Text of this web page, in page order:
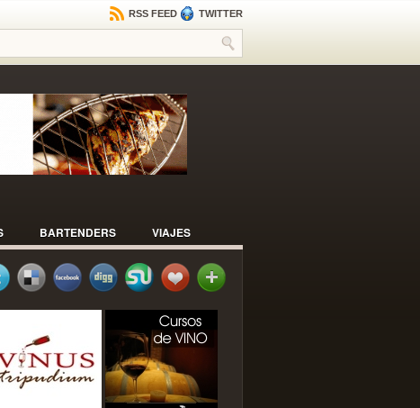
RSS FEED TWITTER
BARTENDERS VIAJES